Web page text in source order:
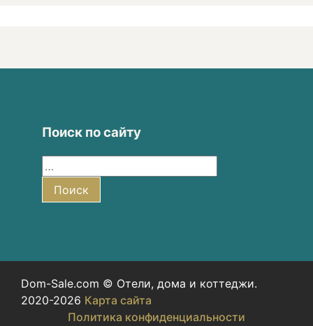
Поиск по сайту
Поиск
Dom-Sale.com © Отели, дома и коттеджи.
2020-2026 Карта сайта
Политика конфиденциальности